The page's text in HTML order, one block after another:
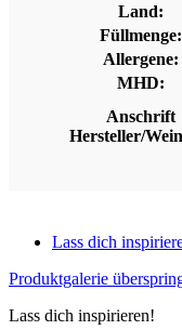
Land:
Füllmenge:
Allergene:
MHD:
Anschrift
Hersteller/
Lass dich
Produktgalerie
Lass dich inspirieren!